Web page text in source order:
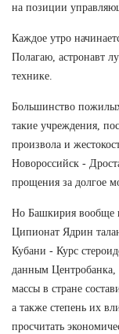
на позиции
Каждое утро
Полагаю, астронавт
технике.
Большинство пожилых
такие учреждения,
произвола и
Новороссийск -
прощения за долгое
Но Башкирия вообще
Ципионат Ядрин
Кубани - Курс
данным Центробанка,
массы в стране
а также степень их
просчитать